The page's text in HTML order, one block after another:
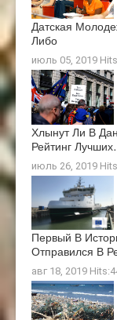
Датская
Либо
июль 05, 2019
Хлынут Ли В
Рейтинг
июль 26, 2019
Первый В
Отправился В
авг 18, 2019